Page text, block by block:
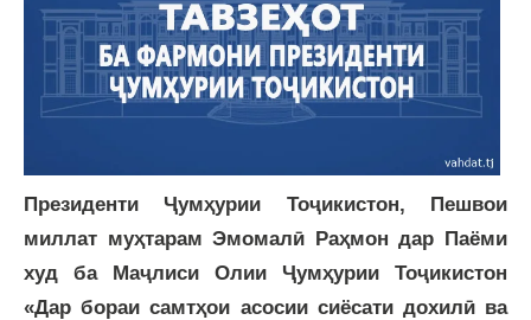
Президенти Ҷумҳурии Тоҷикистон, Пешвои
миллат муҳтарам Эмомалӣ Раҳмон дар Паёми
худ ба Маҷлиси Олии Ҷумҳурии Тоҷикистон
«Дар бораи самтҳои асосии сиёсати дохилӣ ва